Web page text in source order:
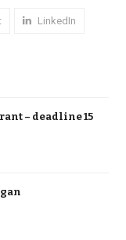
LinkedIn
– deadline 15